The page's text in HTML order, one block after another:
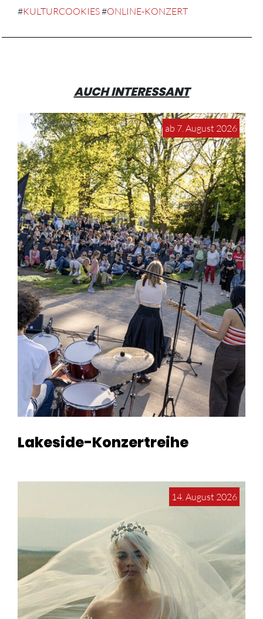
#KULTURCOOKIES#ONLINE-KONZERT
AUCH INTERESSANT
ab 7. August 2026
Lakeside-Konzertreihe
14. August 2026